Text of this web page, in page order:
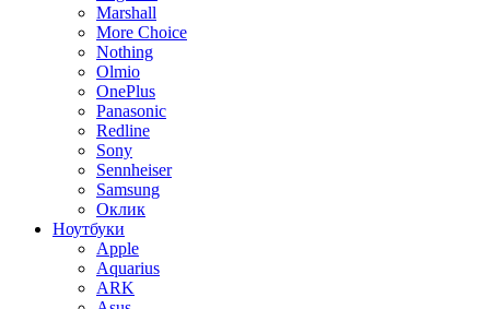
Marshall
More Choice
Nothing
Olmio
OnePlus
Panasonic
Redline
Sony
Sennheiser
Samsung
Оклик
Ноутбуки
Apple
Aquarius
ARK